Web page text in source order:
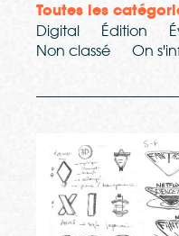
Toutes les
Digital
Édition
Non classé
On